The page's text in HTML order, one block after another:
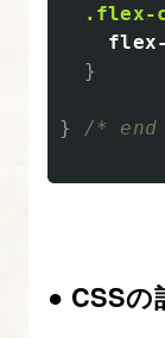
.flex-
}
} /* end
● CSSの